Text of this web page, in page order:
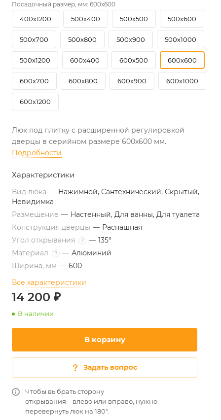
Посадочный размер, мм: 600х600
400х1200 500х400 500х500 500х600
500х700 500х800 500х900 500х1000
500х1200 600х400 600х500 600х600
600х700 600х800 600х900 600х1000
600х1200
Люк под плитку с расширенной регулировкой
дверцы в серийном размере 600х600 мм.
Подробности
Характеристики
Вид люка — Нажимной, Сантехнический, Скрытый,
Невидимка
Размещение — Настенный, Для ванны, Для туалета
Конструкция дверцы — Распашная
Угол открывания
? — 135°
Материал
? — Алюминий
Ширина, мм — 600
Все характеристики
14 200 ₽
В наличии
В корзину
Задать вопрос
Чтобы выбрать сторону
открывания – влево или вправо, нужно
перевернуть люк на 180°.